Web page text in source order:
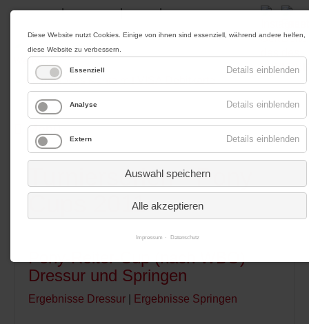
Impressum|Datenschutz|Kontakt|Anfahrt
Werbung
Menü
Turnierserien - Pony
Cups 2011
Pony-Reiter-Cup (nach WBO)
Dressur und Springen
Ergebnisse Dressur Ergebnisse Springen
Diese Website nutzt Cookies. Einige von ihnen sind essenziell, während andere helfen,
diese Website zu verbessern.
Essenziell Details einblenden
Analyse Details einblenden
Extern Details einblenden
Auswahl speichern
Alle akzeptieren
Impressum Datenschutz